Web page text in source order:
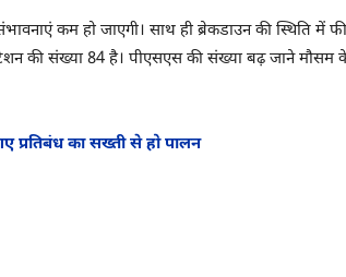
कम हो जाएगी। साथ ही ब्रेकडाउन की स्थिति में
की संख्या 84 है। पीएसएस की संख्या बढ़ जाने मौसम
प्रतिबंध का सख्ती से हो पालन